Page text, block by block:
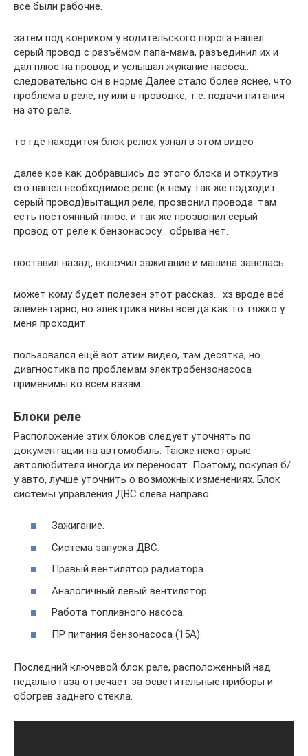
все были рабочие.
затем под ковриком у водительского порога нашёл
серый провод с разъёмом папа-мама, разъединил их и
дал плюс на провод и услышал жужание насоса…
следовательно он в норме.Далее стало более яснее, что
проблема в реле, ну или в проводке, т.е. подачи питания
на это реле.
то где находится блок релюх узнал в этом видео
далее кое как добравшись до этого блока и открутив
его нашёл необходимое реле (к нему так же подходит
серый провод)вытащил реле, прозвонил провода. там
есть постоянный плюс. и так же прозвонил серый
провод от реле к бензонасосу… обрыва нет.
поставил назад, включил зажигание и машина завелась
может кому будет полезен этот рассказ… хз вроде всё
элементарно, но электрика нивы всегда как то тяжко у
меня проходит.
пользовался ещё вот этим видео, там десятка, но
диагностика по проблемам электробензонасоса
применимы ко всем вазам…
Блоки реле
Расположение этих блоков следует уточнять по
документации на автомобиль. Также некоторые
автолюбителя иногда их переносят. Поэтому, покупая б/
у авто, лучше уточнить о возможных изменениях. Блок
системы управления ДВС слева направо:
Зажигание.
Система запуска ДВС.
Правый вентилятор радиатора.
Аналогичный левый вентилятор.
Работа топливного насоса.
ПР питания бензонасоса (15А).
Последний ключевой блок реле, расположенный над
педалью газа отвечает за осветительные приборы и
обогрев заднего стекла.